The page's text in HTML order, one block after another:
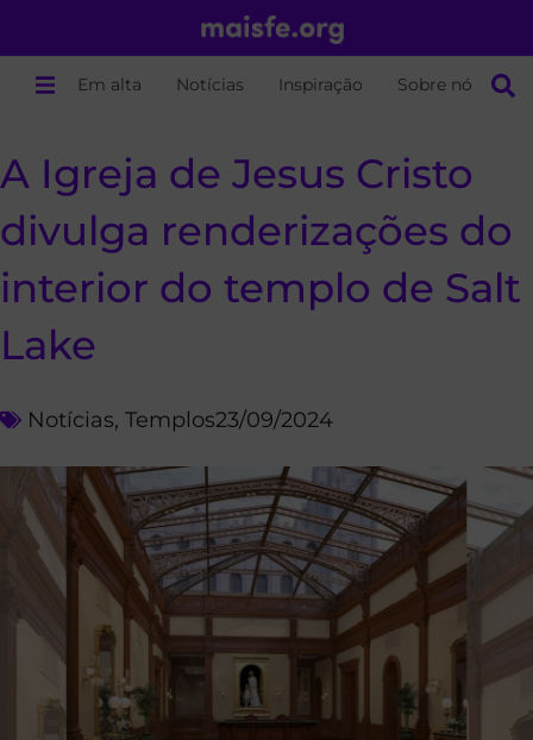
Em alta Notícias Inspiração Sobre nós
A Igreja de Jesus Cristo
divulga renderizações do
interior do templo de Salt
Lake
Notícias, Templos23/09/2024